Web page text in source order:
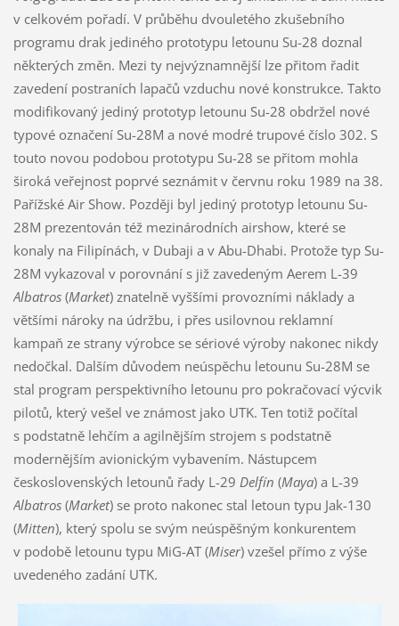
v celkovém pořadí. V průběhu dvouletého zkušebního
programu drak jediného prototypu letounu Su-28 doznal
některých změn. Mezi ty nejvýznamnější lze přitom řadit
zavedení postraních lapačů vzduchu nové konstrukce. Takto
modifikovaný jediný prototyp letounu Su-28 obdržel nové
typové označení Su-28M a nové modré trupové číslo 302. S
touto novou podobou prototypu Su-28 se přitom mohla
široká veřejnost poprvé seznámit v červnu roku 1989 na 38.
Pařížské Air Show. Později byl jediný prototyp letounu Su-
28M prezentován též mezinárodních airshow, které se
konaly na Filipínách, v Dubaji a v Abu-Dhabi. Protože typ Su-
28M vykazoval v porovnání s již zavedeným Aerem L-39
Albatros(Market) znatelně vyššími provozními náklady a
většími nároky na údržbu, i přes usilovnou reklamní
kampaň ze strany výrobce se sériové výroby nakonec nikdy
nedočkal. Dalším důvodem neúspěchu letounu Su-28M se
stal program perspektivního letounu pro pokračovací výcvik
pilotů, který vešel ve známost jako UTK. Ten totiž počítal
s podstatně lehčím a agilnějším strojem s podstatně
modernějším avionickým vybavením. Nástupcem
československých letounů řady L-29 Delfín (Maya) a L-39
Albatros(Market) se proto nakonec stal letoun typu Jak-130
(Mitten), který spolu se svým neúspěšným konkurentem
v podobě letounu typu MiG-AT (Miser) vzešel přímo z výše
uvedeného zadání UTK.